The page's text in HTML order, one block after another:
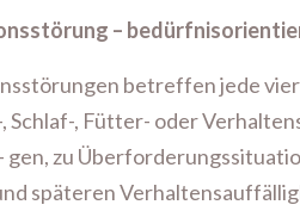
–
betreffen jede
Schlaf-, Fütter- oder
zu
späteren